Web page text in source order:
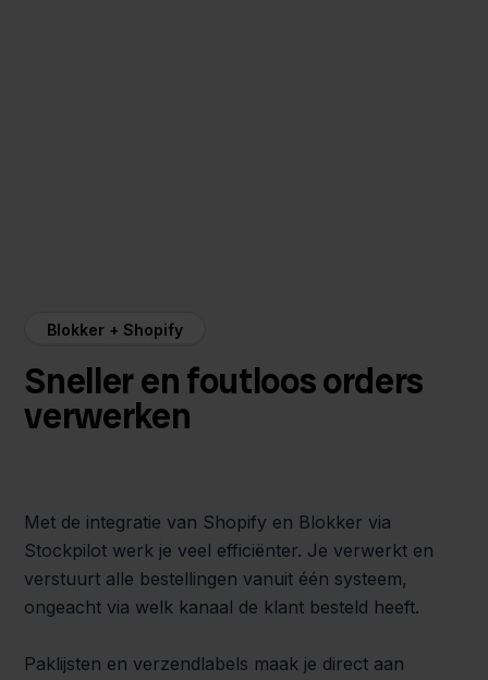
Blokker + Shopify
Sneller en foutloos orders
verwerken
Met de integratie van Shopify en Blokker via
Stockpilot werk je veel efficiënter. Je verwerkt en
verstuurt alle bestellingen vanuit één systeem,
ongeacht via welk kanaal de klant besteld heeft.
Paklijsten en verzendlabels maak je direct aan